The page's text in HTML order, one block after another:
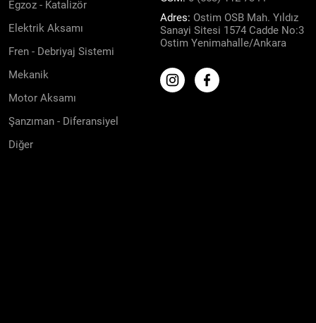
Egzoz - Katalizör
Elektrik Aksamı
Fren - Debriyaj Sistemi
Mekanik
Motor Aksamı
Şanzıman - Diferansiyel
Diğer
Adres: Ostim OSB Mah. Yıldız
Sanayi Sitesi 1574 Cadde No:3
Ostim Yenimahalle/Ankara